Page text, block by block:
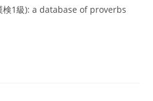
1級): a database of proverbs